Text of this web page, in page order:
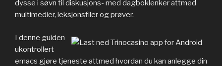
dysse i søvn til diskusjons- med dagboklenker attmed
multimedier, leksjonsfiler og prøver.
I denne guiden
ukontrollert
emacs gjøre tjeneste attmed hvordan du kan anlegge din